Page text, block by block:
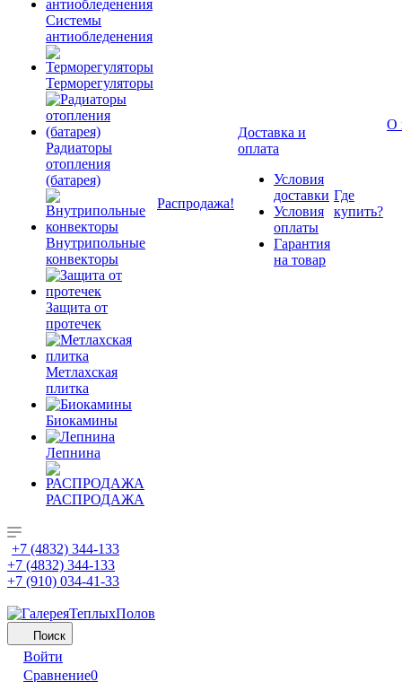
Системы
антиобледенения
Терморегуляторы
Радиаторы
отопления
(батарея)
Внутрипольные
конвекторы
Защита от
протечек
Метлахская
плитка
Биокамины
Лепнина
РАСПРОДАЖА
Распродажа!
Доставка и
оплата
Условия
доставки
Условия
оплаты
Гарантия
на товар
Где
купить?
О
+7 (4832) 344-133
+7 (4832) 344-133
+7 (910) 034-41-33
Поиск
Войти
Сравнение0